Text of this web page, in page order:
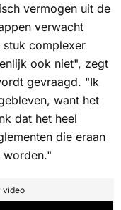
vermogen uit de
verwacht
complexer
ook niet", zegt
gevraagd. "Ik
want het
dat het heel
die eraan
worden."
video